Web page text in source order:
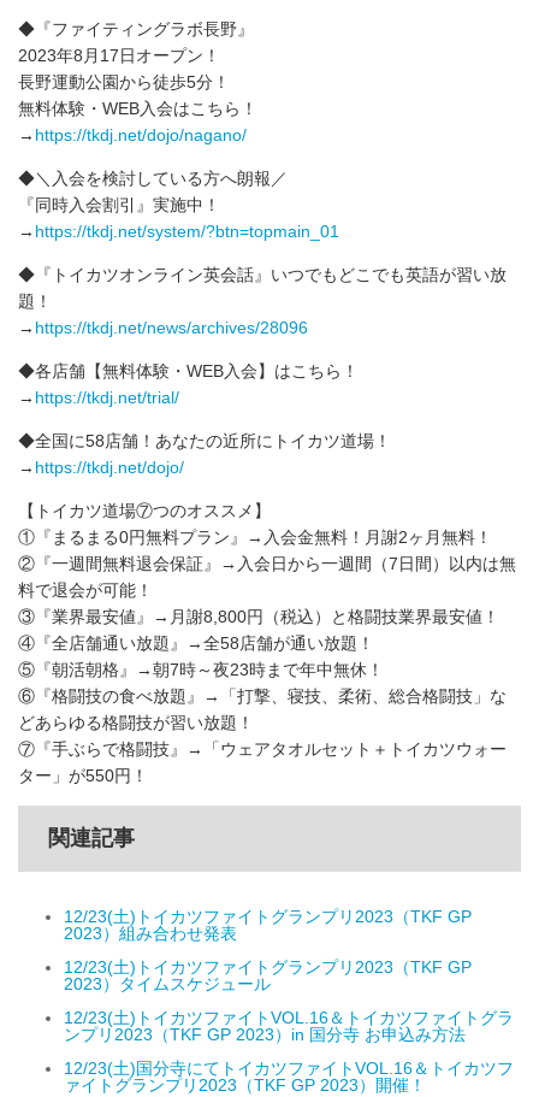
◆『ファイティングラボ長野』
2023年8月17日オープン！
長野運動公園から徒歩5分！
無料体験・WEB入会はこちら！
→ https://tkdj.net/dojo/nagano/
◆＼入会を検討している方へ朗報／
『同時入会割引』実施中！
→ https://tkdj.net/system/?btn=topmain_01
◆『トイカツオンライン英会話』いつでもどこでも英語が習い放
題！
→ https://tkdj.net/news/archives/28096
◆各店舗【無料体験・WEB入会】はこちら！
→ https://tkdj.net/trial/
◆全国に58店舗！あなたの近所にトイカツ道場！
→ https://tkdj.net/dojo/
【トイカツ道場⑦つのオススメ】
①『まるまる0円無料プラン』→入会金無料！月謝2ヶ月無料！
②『一週間無料退会保証』→入会日から一週間（7日間）以内は無
料で退会が可能！
③『業界最安値』→月謝8,800円（税込）と格闘技業界最安値！
④『全店舗通い放題』→全58店舗が通い放題！
⑤『朝活朝格』→朝7時～夜23時まで年中無休！
⑥『格闘技の食べ放題』→「打撃、寝技、柔術、総合格闘技」な
どあらゆる格闘技が習い放題！
⑦『手ぶらで格闘技』→「ウェアタオルセット＋トイカツウォー
ター」が550円！
関連記事
12/23(土)トイカツファイトグランプリ2023（TKF GP
2023）組み合わせ発表
12/23(土)トイカツファイトグランプリ2023（TKF GP
2023）タイムスケジュール
12/23(土)トイカツファイトVOL.16＆トイカツファイトグラ
ンプリ2023（TKF GP 2023）in 国分寺 お申込み方法
12/23(土)国分寺にてトイカツファイトVOL.16＆トイカツフ
ァイトグランプリ2023（TKF GP 2023）開催！